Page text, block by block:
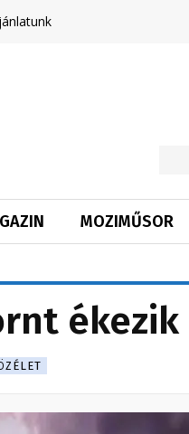
MOZIMŰSOR
ékezik